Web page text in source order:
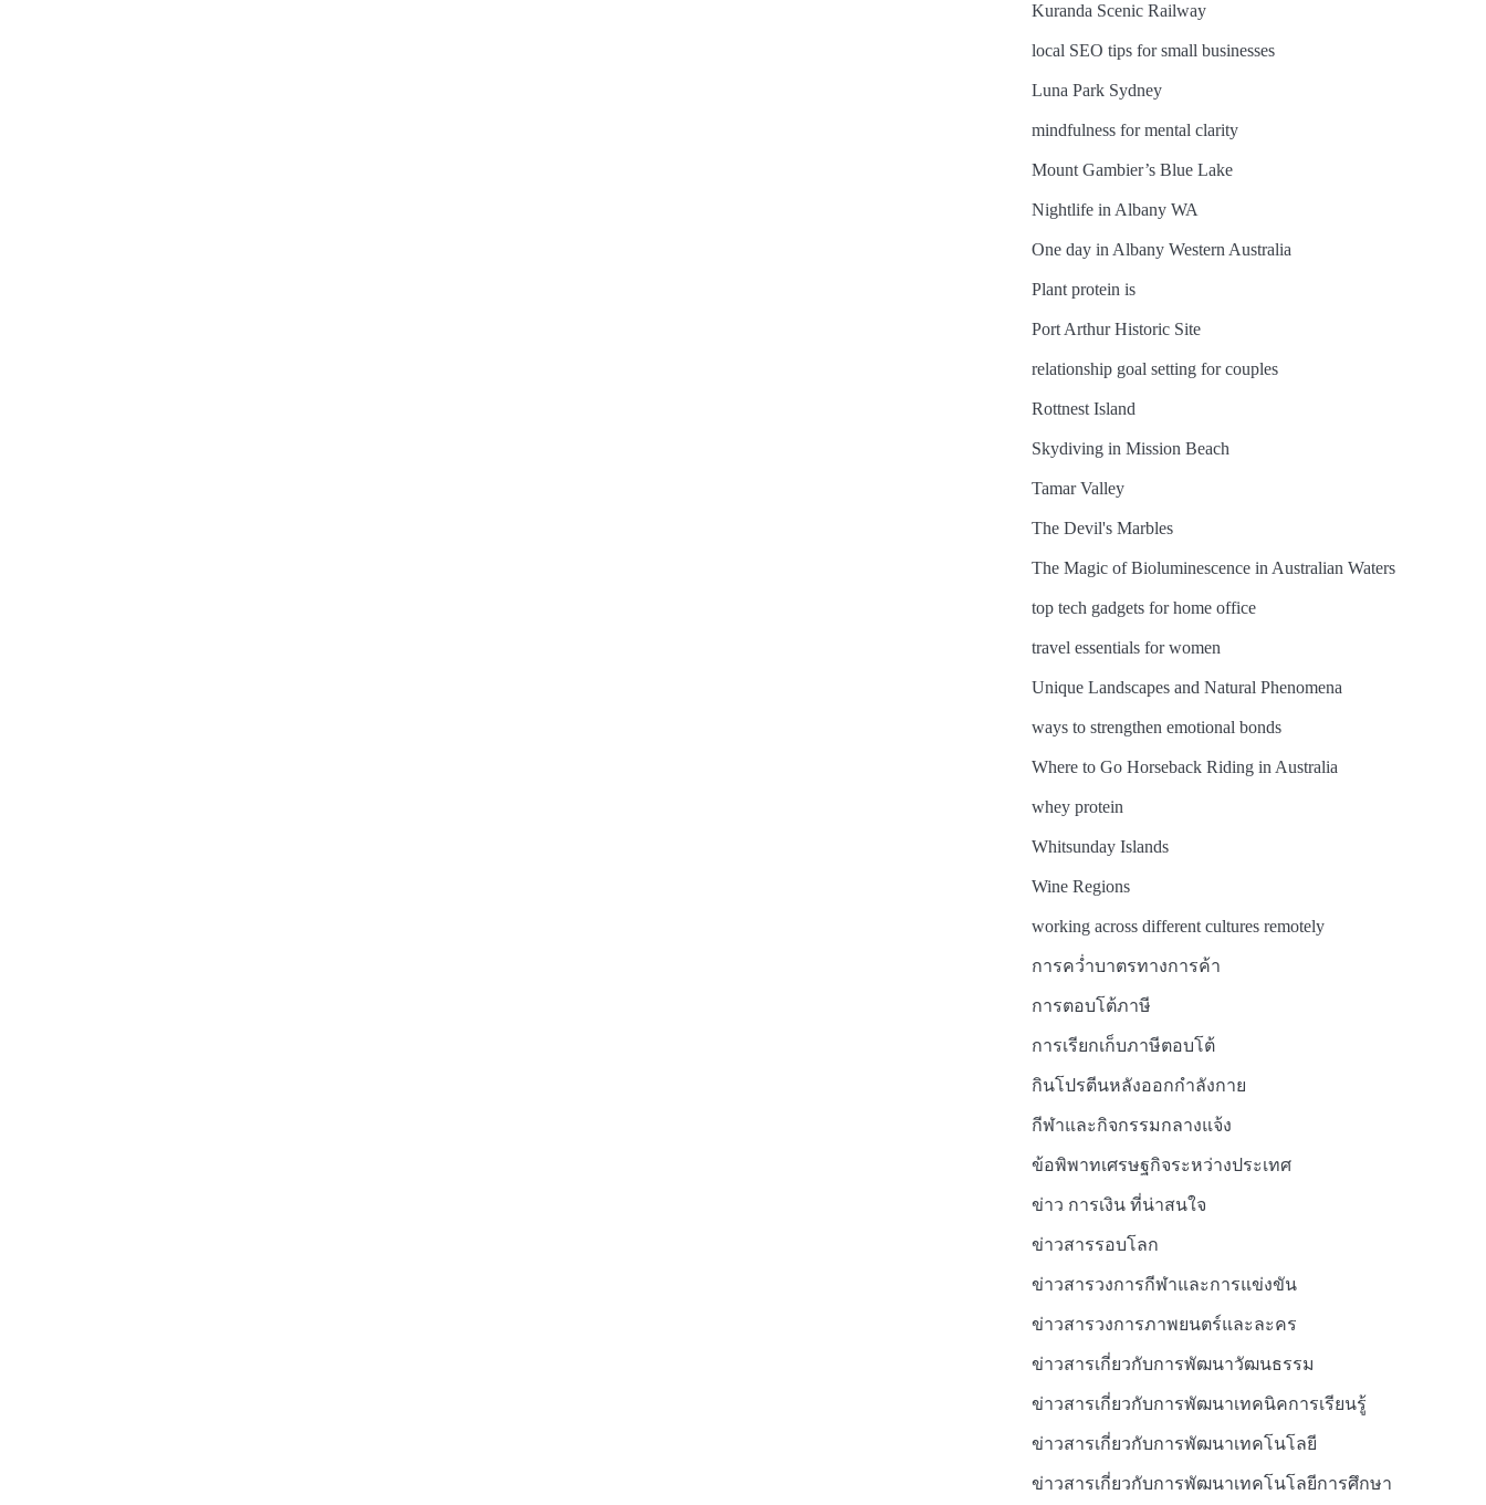
Kuranda Scenic Railway
local SEO tips for small businesses
Luna Park Sydney
mindfulness for mental clarity
Mount Gambier’s Blue Lake
Nightlife in Albany WA
One day in Albany Western Australia
Plant protein is
Port Arthur Historic Site
relationship goal setting for couples
Rottnest Island
Skydiving in Mission Beach
Tamar Valley
The Devil's Marbles
The Magic of Bioluminescence in Australian Waters
top tech gadgets for home office
travel essentials for women
Unique Landscapes and Natural Phenomena
ways to strengthen emotional bonds
Where to Go Horseback Riding in Australia
whey protein
Whitsunday Islands
Wine Regions
working across different cultures remotely
การคว่ำบาตรทางการค้า
การตอบโต้ภาษี
การเรียกเก็บภาษีตอบโต้
กินโปรตีนหลังออกกำลังกาย
กีฬาและกิจกรรมกลางแจ้ง
ข้อพิพาทเศรษฐกิจระหว่างประเทศ
ข่าว การเงิน ที่น่าสนใจ
ข่าวสารรอบโลก
ข่าวสารวงการกีฬาและการแข่งขัน
ข่าวสารวงการภาพยนตร์และละคร
ข่าวสารเกี่ยวกับการพัฒนาวัฒนธรรม
ข่าวสารเกี่ยวกับการพัฒนาเทคนิคการเรียนรู้
ข่าวสารเกี่ยวกับการพัฒนาเทคโนโลยี
ข่าวสารเกี่ยวกับการพัฒนาเทคโนโลยีการศึกษา